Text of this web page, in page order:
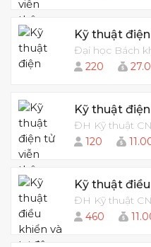
Kỹ thuật điện
Đại học Bách
220
Kỹ thuật
ĐH Kỹ thuật
120
Kỹ thuật
ĐH Kỹ thuật
460